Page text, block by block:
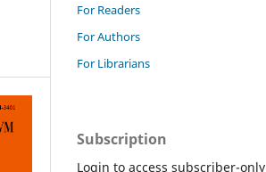
For Readers
For Authors
For Librarians
Subscription
Login to access subscriber-only